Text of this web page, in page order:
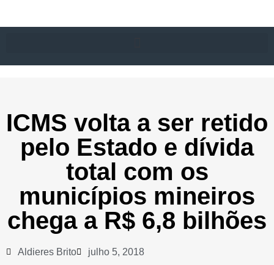
ICMS volta a ser retido
pelo Estado e dívida
total com os
municípios mineiros
chega a R$ 6,8 bilhões
Aldieres Brito julho 5, 2018